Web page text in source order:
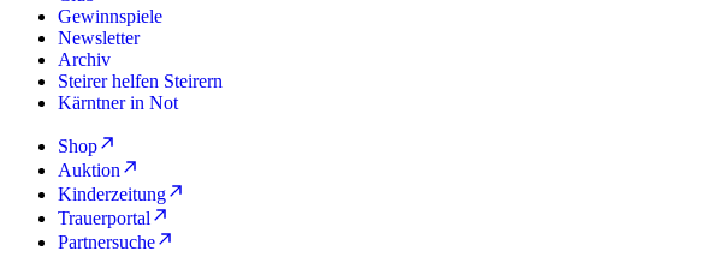
Gewinnspiele
Newsletter
Archiv
Steirer helfen Steirern
Kärntner in Not
Shop
Auktion
Kinderzeitung
Trauerportal
Partnersuche